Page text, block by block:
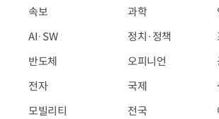
속보
AI·SW
반도체
전자
모빌리티
과학
정치·정책
오피니언
국제
전국